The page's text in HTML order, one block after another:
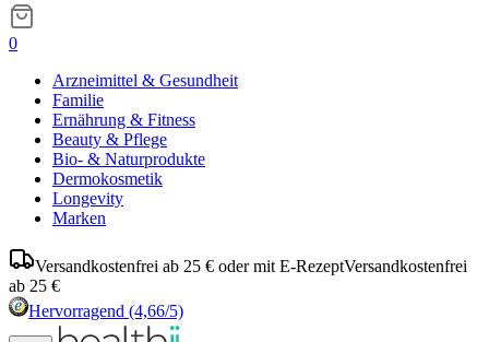
0
Arzneimittel & Gesundheit
Familie
Ernährung & Fitness
Beauty & Pflege
Bio- & Naturprodukte
Dermokosmetik
Longevity
Marken
Versandkostenfrei ab 25 € oder mit E-RezeptVersandkostenfrei
ab 25 €
Hervorragend (4,66/5)